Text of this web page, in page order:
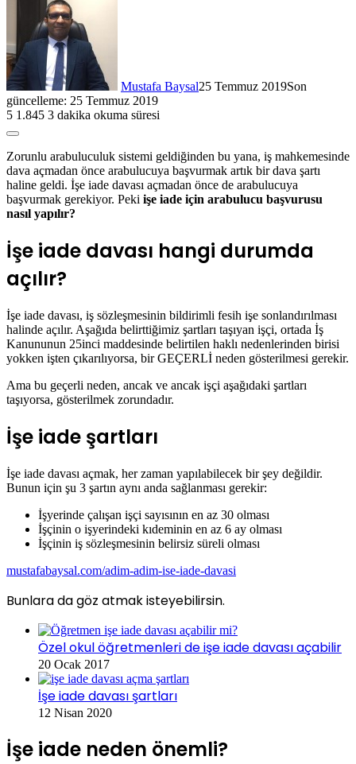
Mustafa Baysal25 Temmuz 2019Son
güncelleme: 25 Temmuz 2019
5 1.845 3 dakika okuma süresi
Zorunlu arabuluculuk sistemi geldiğinden bu yana, iş mahkemesinde
dava açmadan önce arabulucuya başvurmak artık bir dava şartı
haline geldi. İşe iade davası açmadan önce de arabulucuya
başvurmak gerekiyor. Peki işe iade için arabulucu başvurusu
nasıl yapılır?
İşe iade davası hangi durumda
açılır?
İşe iade davası, iş sözleşmesinin bildirimli fesih işe sonlandırılması
halinde açılır. Aşağıda belirttiğimiz şartları taşıyan işçi, ortada İş
Kanununun 25inci maddesinde belirtilen haklı nedenlerinden birisi
yokken işten çıkarılıyorsa, bir GEÇERLİ neden gösterilmesi gerekir.
Ama bu geçerli neden, ancak ve ancak işçi aşağıdaki şartları
taşıyorsa, gösterilmek zorundadır.
İşe iade şartları
İşe iade davası açmak, her zaman yapılabilecek bir şey değildir.
Bunun için şu 3 şartın aynı anda sağlanması gerekir:
İşyerinde çalışan işçi sayısının en az 30 olması
İşçinin o işyerindeki kıdeminin en az 6 ay olması
İşçinin iş sözleşmesinin belirsiz süreli olması
mustafabaysal.com/adim-adim-ise-iade-davasi
Bunlara da göz atmak isteyebilirsin.
Özel okul öğretmenleri de işe iade davası açabilir
20 Ocak 2017
İşe iade davası şartları
12 Nisan 2020
İşe iade neden önemli?